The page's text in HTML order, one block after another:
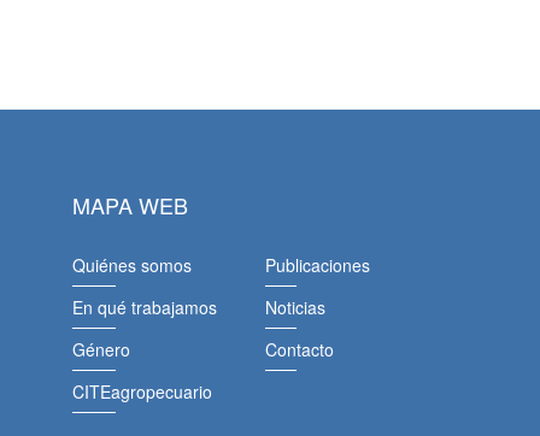
MAPA WEB
Quiénes somos
En qué trabajamos
Género
CITEagropecuario
Publicaciones
Noticias
Contacto